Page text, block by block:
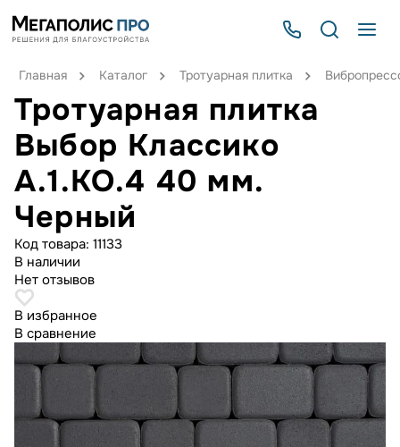
Главная Каталог Тротуарная плитка
Тротуарная плитка
Выбор Классико
А.1.КО.4 40 мм.
Черный
Код товара: 11133
В наличии
Нет отзывов
В избранное
В сравнение